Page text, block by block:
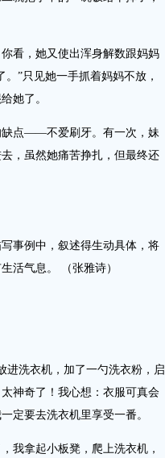
看，她又使出浑身解数跟妈妈
”只见她一手抓着妈妈不放，
她了。
点——不爱刷牙。有一次，妹
，虽然她痛苦挣扎，但最终还
事例中，叙述得生动具体，将
活气息。 （张雅诗）
洗衣机，加了一勺洗衣粉，启
神奇了！我心想：衣服可真会
定要去洗衣机里享受一番。
拿起小板凳，爬上洗衣机，